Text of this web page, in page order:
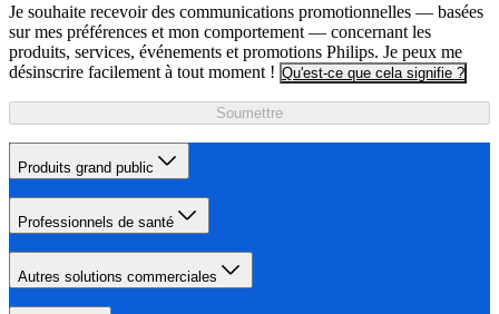
Je souhaite recevoir des communications promotionnelles — basées
sur mes préférences et mon comportement — concernant les
produits, services, événements et promotions Philips. Je peux me
désinscrire facilement à tout moment ! Qu'est-ce que cela signifie ?
Soumettre
Produits grand public
Professionnels de santé
Autres solutions commerciales